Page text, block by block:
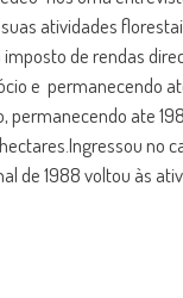
atividades
de rendas
e permanecendo
ate
no
de 1988 voltou às